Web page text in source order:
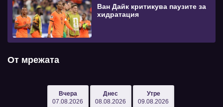
Ван Дайк критикува паузите за
хидратация
От мрежата
Вчера
07.08.2026
Днес
08.08.2026
Утре
09.08.2026